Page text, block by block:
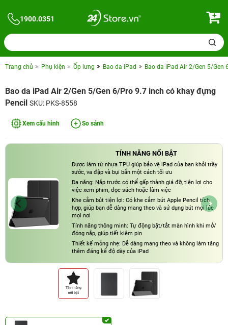
1900.0351
Trang chủ Phụ kiện Ốp lưng Bao da iPad Bao da iPad Air 2/Gen 5/
Bao da iPad Air 2/Gen 5/Gen 6/Pro 9.7 inch có khay đựng
Pencil SKU: PKS-8558
Xem cấu hình So sánh
TÍNH NĂNG NỔI BẬT
Được làm từ nhựa TPU giúp bảo vệ iPad của bạn khỏi trầy
xước, va đập và bụi bẩn một cách tối ưu
Đa năng: Nắp trước có thể gấp thành giá đỡ, tiện lợi cho
việc xem phim, đọc sách hoặc làm việc
Khe cắm bút tiện lợi: Có khe cắm bút Apple Pencil tích
hợp, giúp bạn dễ dàng mang theo và sử dụng bút mọi lúc
mọi nơi
Tính năng thông minh: Tự động bật/tắt màn hình khi mở/
đóng nắp, giúp tiết kiệm pin
Thiết kế mỏng nhẹ: Dễ dàng mang theo và không làm tăng
thêm đáng kể độ dày của iPad